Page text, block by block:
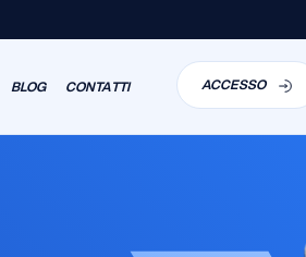
BLOG CONTATTI ACCESSO